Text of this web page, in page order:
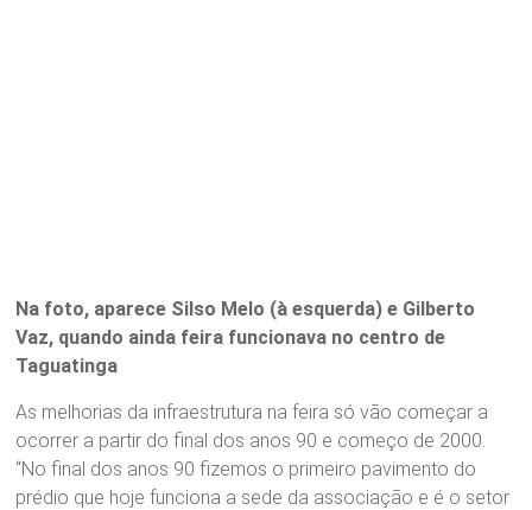
Na foto, aparece Silso Melo (à esquerda) e Gilberto
Vaz, quando ainda feira funcionava no centro de
Taguatinga
As melhorias da infraestrutura na feira só vão começar a
ocorrer a partir do final dos anos 90 e começo de 2000.
“No final dos anos 90 fizemos o primeiro pavimento do
prédio que hoje funciona a sede da associação e é o setor